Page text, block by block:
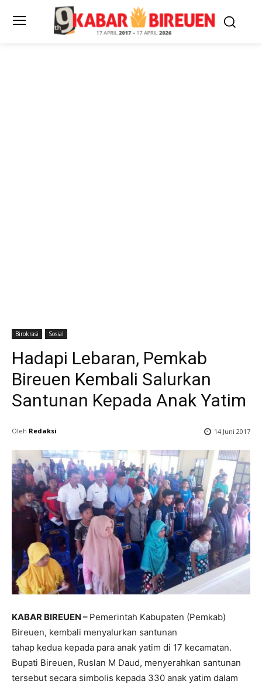
Birokrasi Sosial
Hadapi Lebaran, Pemkab
Bireuen Kembali Salurkan
Santunan Kepada Anak Yatim
Oleh Redaksi 14 Juni 2017
KABAR BIREUEN – Pemerintah Kabupaten (Pemkab)
Bireuen, kembali menyalurkan santunan
tahap kedua kepada para anak yatim di 17 kecamatan.
Bupati Bireuen, Ruslan M Daud, menyerahkan santunan
tersebut secara simbolis kepada 330 anak yatim dalam